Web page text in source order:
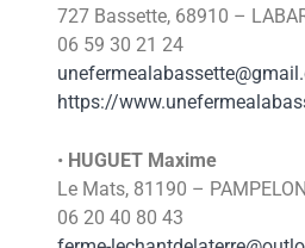
727 Bassette, 68910 –
06 59 30 21 24
https://
• HUGUET Maxime
Le Mats, 81190 –
06 20 40 80 43